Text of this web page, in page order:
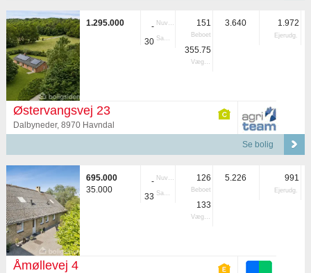
1.295.000 - Nuvær.
30 Samlet
151
Beboet
355.75
Vægtet
3.640 1.972
Ejerudg.
Østervangsvej 23
Dalbyneder, 8970 Havndal
Se bolig
695.000
35.000
- Nuvær.
33 Samlet
126
Beboet
133
Vægtet
5.226 991
Ejerudg.
Åmøllevej 4